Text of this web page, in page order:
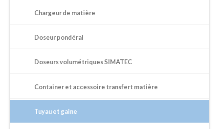
Chargeur de matière
Doseur pondéral
Doseurs volumétriques SIMATEC
Container et accessoire transfert matière
Tuyau et gaine